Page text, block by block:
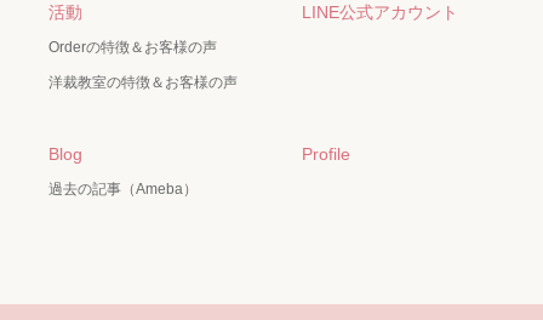
活動
Orderの特徴＆お客様の声
洋裁教室の特徴＆お客様の声
LINE公式アカウント
Blog
過去の記事（Ameba）
Profile